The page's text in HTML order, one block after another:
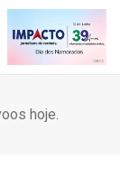
hoje.